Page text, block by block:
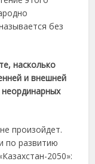
без
насколько
и внешней
произойдет.
по развитию
2050»: